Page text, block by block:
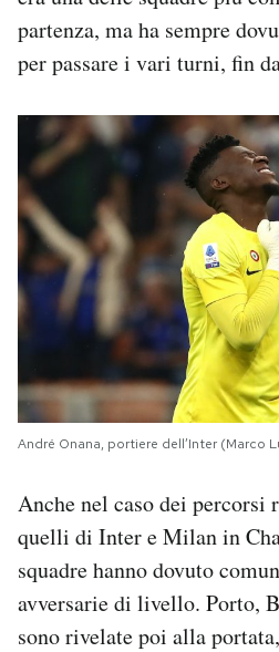
partenza, ma ha sempre
per passare i vari turni, fin
André Onana, portiere dell’Inter (Marco
Anche nel caso dei
quelli di Inter e Milan in
squadre hanno dovuto
avversarie di livello. Porto,
sono rivelate poi alla